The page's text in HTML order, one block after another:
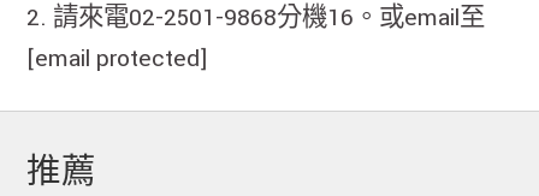
2. 請來電02-2501-9868分機16。或email至
[email protected]
推薦